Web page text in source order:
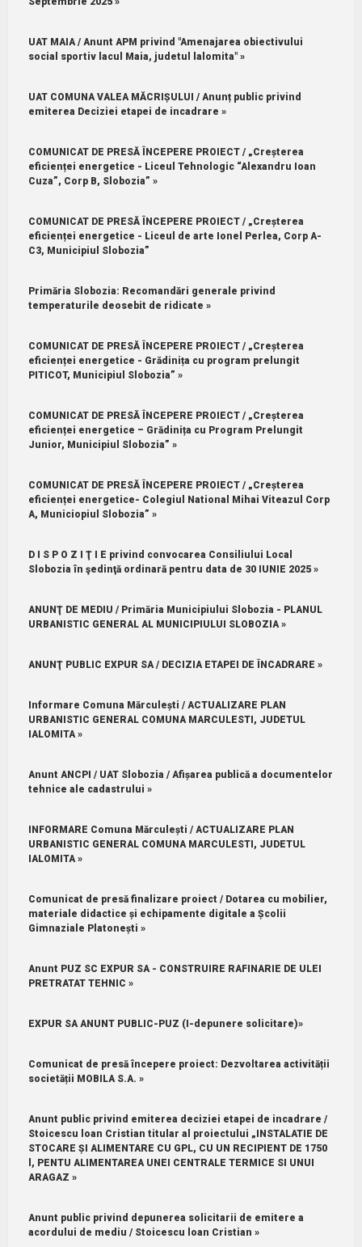
UAT MAIA / Anunt APM privind "Amenajarea obiectivului
social sportiv lacul Maia, judetul lalomita" »
UAT COMUNA VALEA MĂCRIȘULUI / Anunț public privind
emiterea Deciziei etapei de incadrare »
COMUNICAT DE PRESĂ ÎNCEPERE PROIECT / „Creșterea
eficienței energetice - Liceul Tehnologic “Alexandru Ioan
Cuza”, Corp B, Slobozia” »
COMUNICAT DE PRESĂ ÎNCEPERE PROIECT / „Creșterea
eficienței energetice - Liceul de arte Ionel Perlea, Corp A-
C3, Municipiul Slobozia”
Primăria Slobozia: Recomandări generale privind
temperaturile deosebit de ridicate »
COMUNICAT DE PRESĂ ÎNCEPERE PROIECT / „Creșterea
eficienței energetice - Grădinița cu program prelungit
PITICOT, Municipiul Slobozia” »
COMUNICAT DE PRESĂ ÎNCEPERE PROIECT / „Creșterea
eficienței energetice – Grădinița cu Program Prelungit
Junior, Municipiul Slobozia” »
COMUNICAT DE PRESĂ ÎNCEPERE PROIECT / „Creșterea
eficienței energetice- Colegiul National Mihai Viteazul Corp
A, Municiopiul Slobozia” »
D I S P O Z I Ţ I E privind convocarea Consiliului Local
Slobozia în şedinţă ordinară pentru data de 30 IUNIE 2025 »
ANUNŢ DE MEDIU / Primăria Municipiului Slobozia - PLANUL
URBANISTIC GENERAL AL MUNICIPIULUI SLOBOZIA »
ANUNŢ PUBLIC EXPUR SA / DECIZIA ETAPEI DE ÎNCADRARE »
Informare Comuna Mărculești / ACTUALIZARE PLAN
URBANISTIC GENERAL COMUNA MARCULESTI, JUDETUL
IALOMITA »
Anunt ANCPI / UAT Slobozia / Afișarea publică a documentelor
tehnice ale cadastrului »
INFORMARE Comuna Mărculești / ACTUALIZARE PLAN
URBANISTIC GENERAL COMUNA MARCULESTI, JUDETUL
IALOMITA »
Comunicat de presă finalizare proiect / Dotarea cu mobilier,
materiale didactice și echipamente digitale a Școlii
Gimnaziale Platonești »
Anunt PUZ SC EXPUR SA - CONSTRUIRE RAFINARIE DE ULEI
PRETRATAT TEHNIC »
EXPUR SA ANUNT PUBLIC-PUZ (I-depunere solicitare)»
Comunicat de presă începere proiect: Dezvoltarea activității
societății MOBILA S.A. »
Anunt public privind emiterea deciziei etapei de incadrare /
Stoicescu loan Cristian titular al proiectului „INSTALATIE DE
STOCARE ȘI ALIMENTARE CU GPL, CU UN RECIPIENT DE 1750
l, PENTU ALIMENTAREA UNEI CENTRALE TERMICE SI UNUI
ARAGAZ »
Anunt public privind depunerea solicitarii de emitere a
acordului de mediu / Stoicescu loan Cristian »